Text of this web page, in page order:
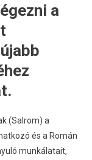
a
(Salrom) a
és a Román
munkálatait,